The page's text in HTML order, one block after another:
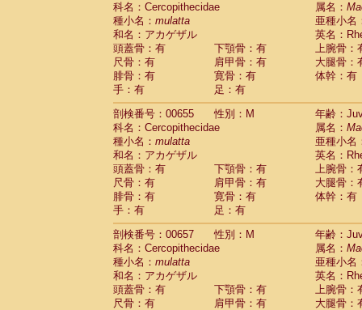
科名：Cercopithecidae
属名：
種小名： mulatta
亜種小名
和名：アカゲザル
英名：
頭蓋骨：有
下顎骨：有
上腕骨：
尺骨：有
肩甲骨：有
大腿骨：
腓骨：有
寛骨：有
体幹：有
手：有
足：有
剖検番号：00655
性別：M
年齢：
科名：Cercopithecidae
属名：
種小名： mulatta
亜種小名
和名：アカゲザル
英名：
頭蓋骨：有
下顎骨：有
上腕骨：
尺骨：有
肩甲骨：有
大腿骨：
腓骨：有
寛骨：有
体幹：有
手：有
足：有
剖検番号：00657
性別：M
年齢：
科名：Cercopithecidae
属名：
種小名： mulatta
亜種小名
和名：アカゲザル
英名：
頭蓋骨：有
下顎骨：有
上腕骨：
尺骨：有
肩甲骨：有
大腿骨：